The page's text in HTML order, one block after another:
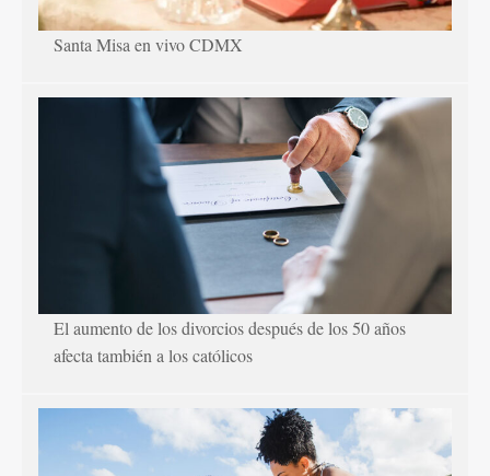
Santa Misa en vivo CDMX
El aumento de los divorcios después de los 50 años
afecta también a los católicos